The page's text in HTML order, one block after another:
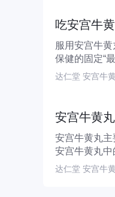
吃安宫牛
服用安宫牛
保健的固定“
达仁堂 安宫牛
安宫牛黄
安宫牛黄丸
安宫牛黄丸
达仁堂 安宫牛